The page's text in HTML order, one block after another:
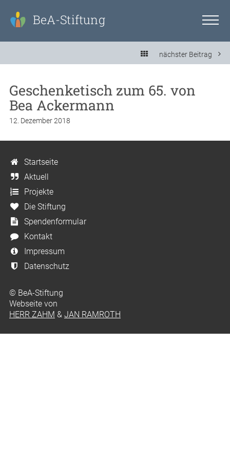
BeA-Stiftung
nächster Beitrag
Geschenketisch zum 65. von
Bea Ackermann
12. Dezember 2018
Startseite
Aktuell
Projekte
Die Stiftung
Spendenformular
Kontakt
Impressum
Datenschutz
© BeA-Stiftung
Webseite von
HERR ZAHM & JAN RAMROTH